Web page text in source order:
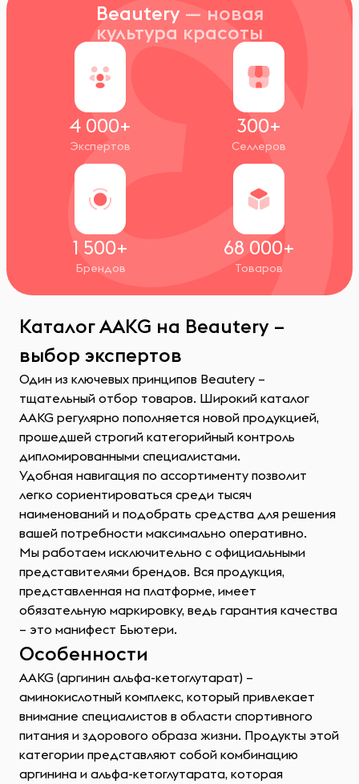
Beautery — новая
культура красоты
4 000+
Экспертов
300+
Селлеров
1 500+
Брендов
68 000+
Товаров
Каталог AAKG на Beautery –
выбор экспертов
Один из ключевых принципов Beautery –
тщательный отбор товаров. Широкий каталог
AAKG регулярно пополняется новой продукцией,
прошедшей строгий категорийный контроль
дипломированными специалистами.
Удобная навигация по ассортименту позволит
легко сориентироваться среди тысяч
наименований и подобрать средства для решения
вашей потребности максимально оперативно.
Мы работаем исключительно с официальными
представителями брендов. Вся продукция,
представленная на платформе, имеет
обязательную маркировку, ведь гарантия качества
– это манифест Бьютери.
Особенности
AAKG (аргинин альфа-кетоглутарат) –
аминокислотный комплекс, который привлекает
внимание специалистов в области спортивного
питания и здорового образа жизни. Продукты этой
категории представляют собой комбинацию
аргинина и альфа-кетоглутарата, которая